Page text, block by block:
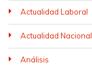
Actualidad Laboral
Actualidad Nacional
Análisis